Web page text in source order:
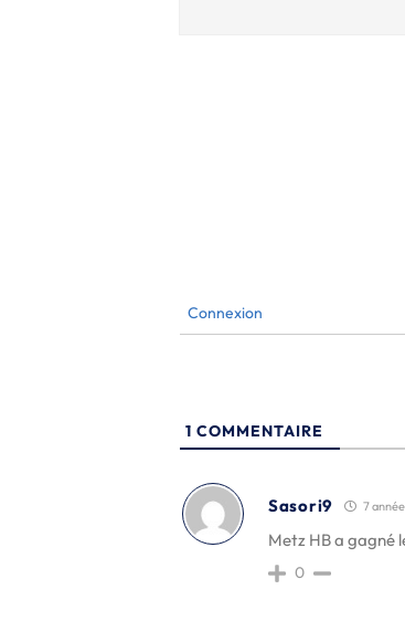
Connexion
1 COMMENTAIRE
Sasori9 7
Metz HB a gagné
0